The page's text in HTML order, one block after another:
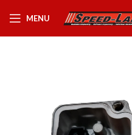
MENU